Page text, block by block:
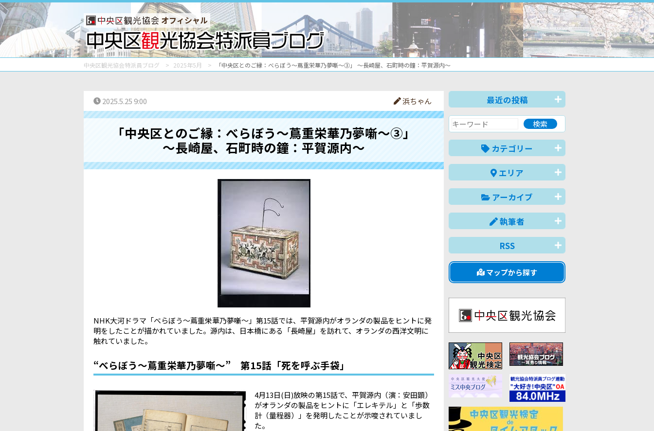
オフィシャル
中央区観光協会特派員ブログ 2025年5月 「中央区とのご縁：べらぼう〜蔦重栄華乃夢噺〜③」 ～長崎屋、石町時の鐘：平賀源内～
2025.5.25 9:00 浜ちゃん
「中央区とのご縁：べらぼう〜蔦重栄華乃夢噺〜③」
～長崎屋、石町時の鐘：平賀源内～
NHK大河ドラマ「べらぼう〜蔦重栄華乃夢噺〜」第15話では、平賀源内がオランダの製品をヒントに発
明をしたことが描かれていました。源内は、日本橋にある「長崎屋」を訪れて、オランダの西洋文明に
触れていました。
“べらぼう〜蔦重栄華乃夢噺〜” 第15話「死を呼ぶ手袋」
4月13日(日)放映の第15話で、平賀源内（演：安田顕）
がオランダの製品をヒントに「エレキテル」と「歩数
計（量程器）」を発明したことが示唆されていまし
た。
最近の投稿
カテゴリー
エリア
アーカイブ
執筆者
RSS
マップから探す